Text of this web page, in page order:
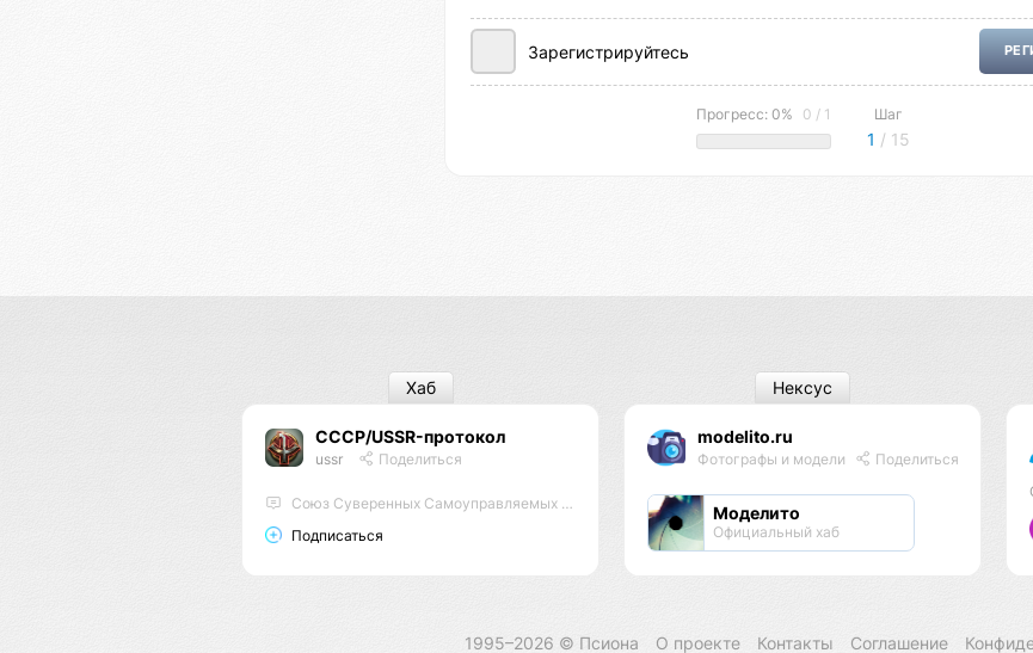
Зарегистрируйтесь
Прогресс: 0% 0 / 1 Шаг
1 / 15
СССР/USSR-протокол
ussr Поделиться
Союз Суверенных Самоуправляемых Реестров
Подписаться
Хаб
modelito.ru
Фотографы и модели Поделиться
Моделито
Официальный хаб
Нексус
1995–2026 © Псиона О проекте Контакты Соглашение